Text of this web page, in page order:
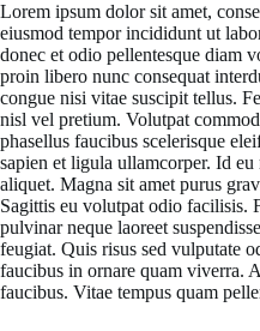
Lorem ipsum dolor sit amet,
eiusmod tempor incididunt ut
donec et odio pellentesque diam
proin libero nunc consequat
congue nisi vitae suscipit tellus.
nisl vel pretium. Volutpat
phasellus faucibus scelerisque
sapien et ligula ullamcorper. Id
aliquet. Magna sit amet purus
Sagittis eu volutpat odio facilisis.
pulvinar neque laoreet
feugiat. Quis risus sed vulputate
faucibus in ornare quam viverra.
faucibus. Vitae tempus quam